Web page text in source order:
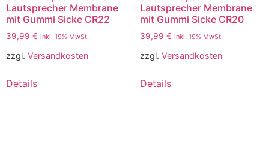
Lautsprecher Membrane
mit Gummi Sicke CR22
39,99 € inkl. 19% MwSt.
zzgl. Versandkosten
Details
Lautsprecher Membrane
mit Gummi Sicke CR20
39,99 € inkl. 19% MwSt.
zzgl. Versandkosten
Details